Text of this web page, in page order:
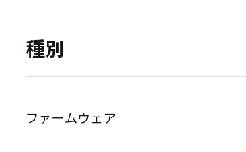
種別
ファームウェア